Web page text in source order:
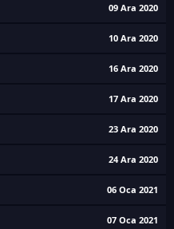
09 Ara 2020
10 Ara 2020
16 Ara 2020
17 Ara 2020
23 Ara 2020
24 Ara 2020
06 Oca 2021
07 Oca 2021